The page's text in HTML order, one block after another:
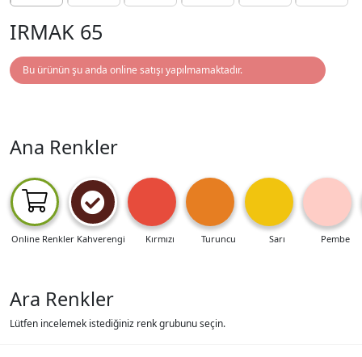
IRMAK 65
Bu ürünün şu anda online satışı yapılmamaktadır.
Ana Renkler
Online Renkler Kahverengi Kırmızı Turuncu Sarı Pembe
Ara Renkler
Lütfen incelemek istediğiniz renk grubunu seçin.